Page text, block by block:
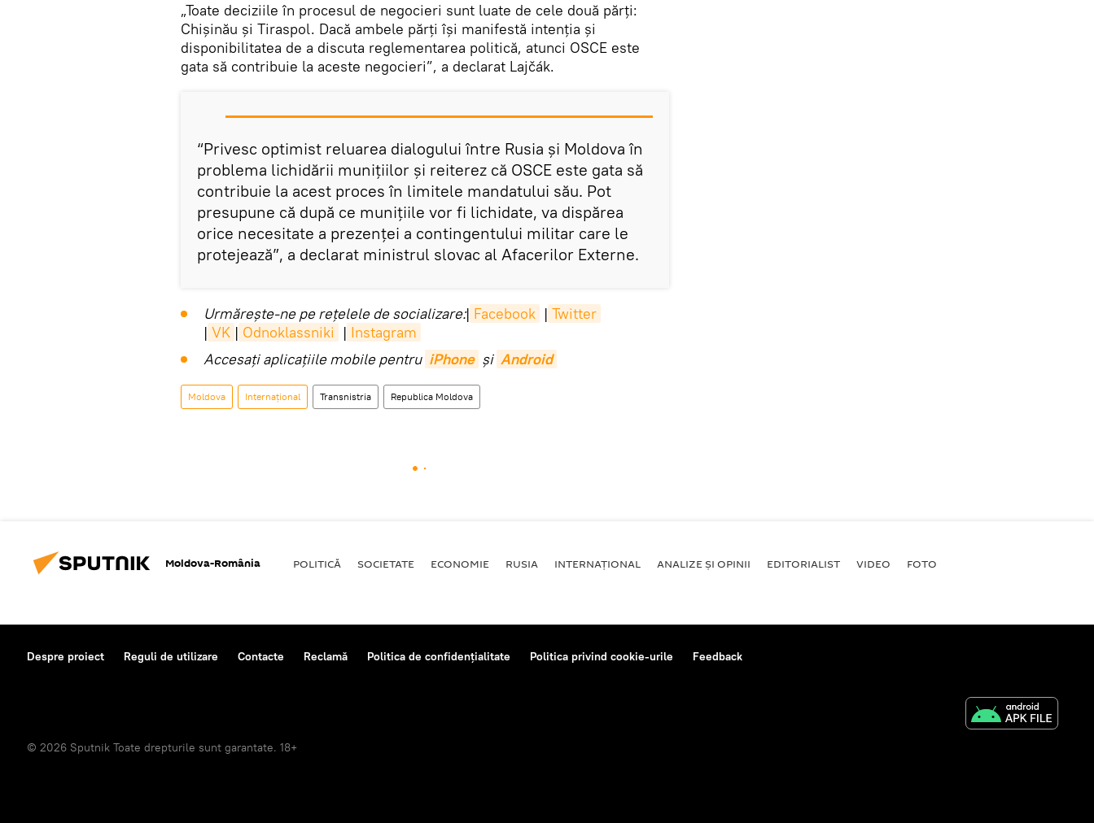
„Toate deciziile în procesul de negocieri sunt luate de cele două părți:
Chișinău și Tiraspol. Dacă ambele părți își manifestă intenția și
disponibilitatea de a discuta reglementarea politică, atunci OSCE este
gata să contribuie la aceste negocieri”, a declarat Lajčák.
“Privesc optimist reluarea dialogului între Rusia și Moldova în
problema lichidării munițiilor și reiterez că OSCE este gata să
contribuie la acest proces în limitele mandatului său. Pot
presupune că după ce munițiile vor fi lichidate, va dispărea
orice necesitate a prezenței a contingentului militar care le
protejează”, a declarat ministrul slovac al Afacerilor Externe.
Urmărește-ne pe rețelele de socializare:| Facebook | Twitter
| VK | Odnoklassniki | Instagram
Accesaţi aplicaţiile mobile pentru iPhone și Android
Moldova Internaţional Transnistria Republica Moldova
Moldova-România POLITICĂ SOCIETATE ECONOMIE RUSIA INTERNAŢIONAL ANALIZE ȘI OPINII EDITORIALIST VIDEO FOTO
Despre proiect Reguli de utilizare Contacte Reclamă Politica de confidențialitate Politica privind cookie-urile Feedback
© 2026 Sputnik Toate drepturile sunt garantate. 18+